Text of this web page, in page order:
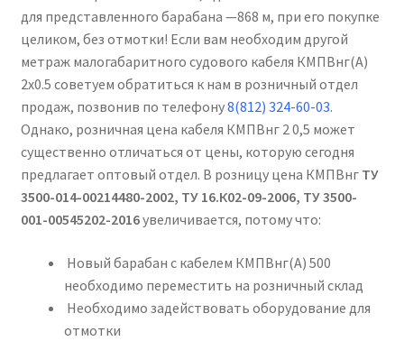
для представленного барабана —868 м, при его покупке
целиком, без отмотки! Если вам необходим другой
метраж малогабаритного судового кабеля КМПВнг(А)
2х0.5 советуем обратиться к нам в розничный отдел
продаж, позвонив по телефону8(812) 324-60-03.
Однако, розничная цена кабеля КМПВнг 2 0,5 может
существенно отличаться от цены, которую сегодня
предлагает оптовый отдел. В розницу цена КМПВнг ТУ
3500-014-00214480-2002, ТУ 16.К02-09-2006, ТУ 3500-
001-00545202-2016увеличивается, потому что:
Новый барабан с кабелем КМПВнг(А) 500
необходимо переместить на розничный склад
Необходимо задействовать оборудование для
отмотки